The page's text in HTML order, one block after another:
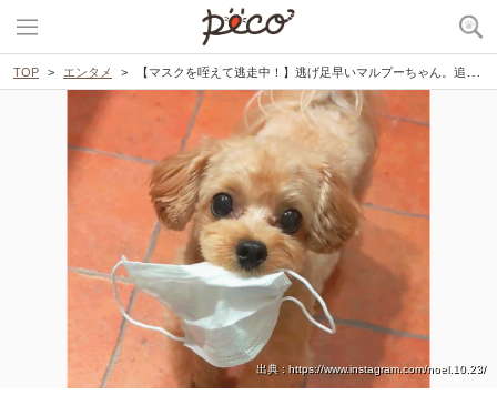
TOP エンタメ 【マスクを咥えて逃走中！】逃げ足早いマルプーちゃん。追いかけっこが楽しくなっちゃって…(*´ｪ｀*)
出典 : https://www.instagram.com/noel.10.23/